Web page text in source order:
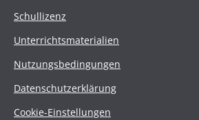
Schullizenz
Unterrichtsmaterialien
Nutzungsbedingungen
Datenschutzerklärung
Cookie-Einstellungen